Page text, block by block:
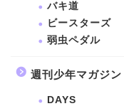
バキ道
ビースターズ
弱虫ペダル
週刊少年マガジン
DAYS